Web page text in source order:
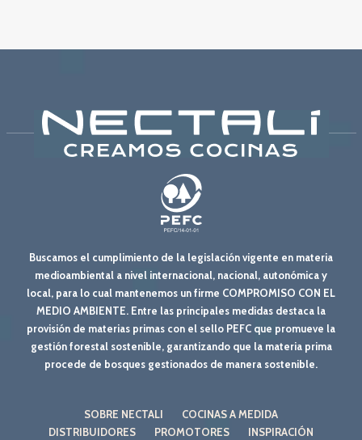
Buscamos el cumplimiento de la legislación vigente en materia
medioambiental a nivel internacional, nacional, autonómica y
local, para lo cual mantenemos un firme COMPROMISO CON EL
MEDIO AMBIENTE. Entre las principales medidas destaca la
provisión de materias primas con el sello PEFC que promueve la
gestión forestal sostenible, garantizando que la materia prima
procede de bosques gestionados de manera sostenible.
SOBRE NECTALI
COCINAS A MEDIDA
DISTRIBUIDORES
PROMOTORES
INSPIRACIÓN